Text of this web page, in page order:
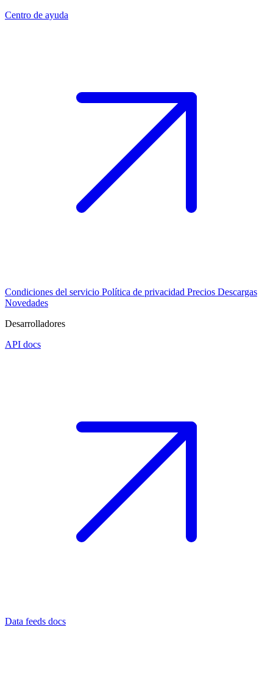
Centro de ayuda
Condiciones del servicio Política de privacidad Precios Descargas
Novedades
Desarrolladores
API docs
Data feeds docs